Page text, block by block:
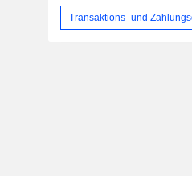
Transaktions- und